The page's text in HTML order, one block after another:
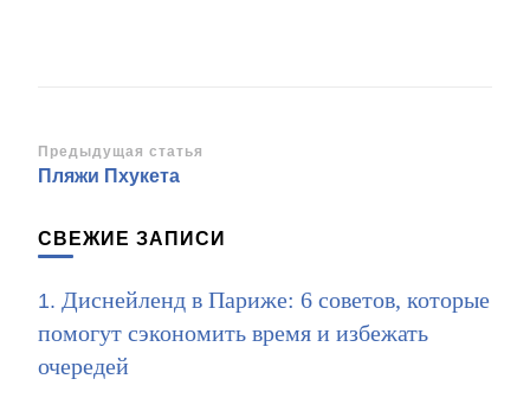
Навигация
по
записям
Предыдущая статья
Пляжи Пхукета
СВЕЖИЕ ЗАПИСИ
Диснейленд в Париже: 6 советов, которые
помогут сэкономить время и избежать
очередей